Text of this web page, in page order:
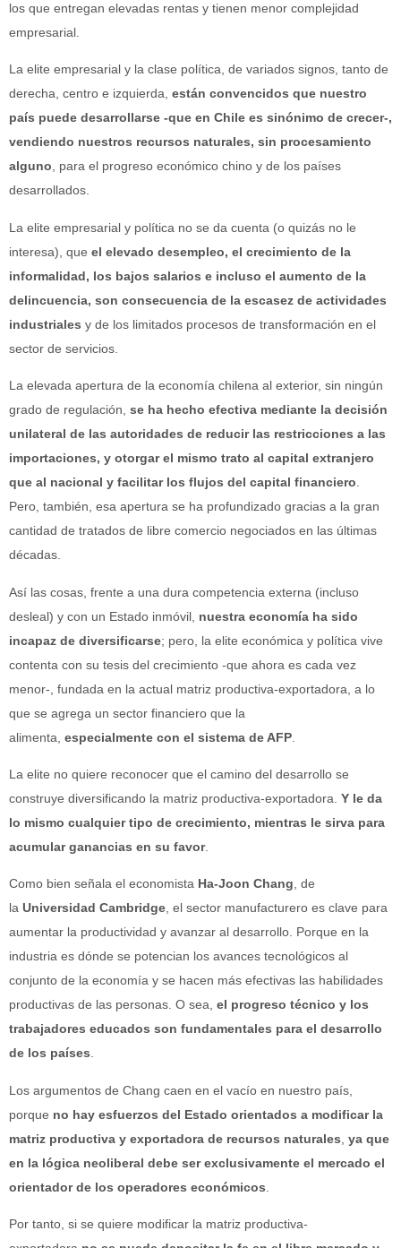
los que entregan elevadas rentas y tienen menor complejidad
empresarial.
La elite empresarial y la clase política, de variados signos, tanto de
derecha, centro e izquierda, están convencidos que nuestro
país puede desarrollarse -que en Chile es sinónimo de crecer-,
vendiendo nuestros recursos naturales, sin procesamiento
alguno, para el progreso económico chino y de los países
desarrollados.
La elite empresarial y política no se da cuenta (o quizás no le
interesa), que el elevado desempleo, el crecimiento de la
informalidad, los bajos salarios e incluso el aumento de la
delincuencia, son consecuencia de la escasez de actividades
industriales y de los limitados procesos de transformación en el
sector de servicios.
La elevada apertura de la economía chilena al exterior, sin ningún
grado de regulación, se ha hecho efectiva mediante la decisión
unilateral de las autoridades de reducir las restricciones a las
importaciones, y otorgar el mismo trato al capital extranjero
que al nacional y facilitar los flujos del capital financiero.
Pero, también, esa apertura se ha profundizado gracias a la gran
cantidad de tratados de libre comercio negociados en las últimas
décadas.
Así las cosas, frente a una dura competencia externa (incluso
desleal) y con un Estado inmóvil, nuestra economía ha sido
incapaz de diversificarse; pero, la elite económica y política vive
contenta con su tesis del crecimiento -que ahora es cada vez
menor-, fundada en la actual matriz productiva-exportadora, a lo
que se agrega un sector financiero que la
alimenta, especialmente con el sistema de AFP
La elite no quiere reconocer que el camino del desarrollo se
construye diversificando la matriz productiva-exportadora. Y le da
lo mismo cualquier tipo de crecimiento, mientras le sirva para
acumular ganancias en su favor.
Como bien señala el economista Ha-Joon Chang, de
la Universidad Cambridge, el sector manufacturero es clave para
aumentar la productividad y avanzar al desarrollo. Porque en la
industria es dónde se potencian los avances tecnológicos al
conjunto de la economía y se hacen más efectivas las habilidades
productivas de las personas. O sea, el progreso técnico y los
trabajadores educados son fundamentales para el desarrollo
de los países.
Los argumentos de Chang caen en el vacío en nuestro país,
porque no hay esfuerzos del Estado orientados a modificar la
matriz productiva y exportadora de recursos naturales ya que
en la lógica neoliberal debe ser exclusivamente el mercado el
orientador de los operadores económicos
Por tanto, si se quiere modificar la matriz productiva-